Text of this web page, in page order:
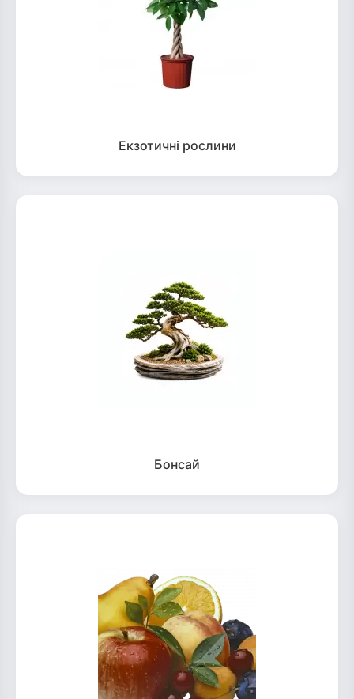
Екзотичні рослини
Бонсай